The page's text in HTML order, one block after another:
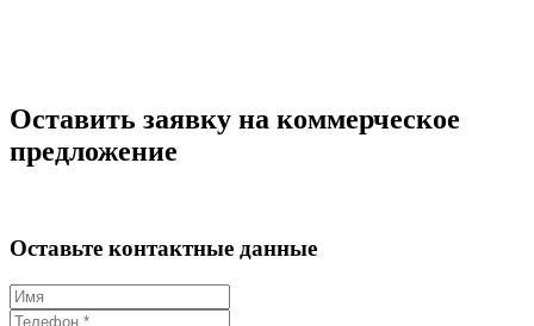
Оставить заявку на коммерческое
предложение
Оставьте контактные данные